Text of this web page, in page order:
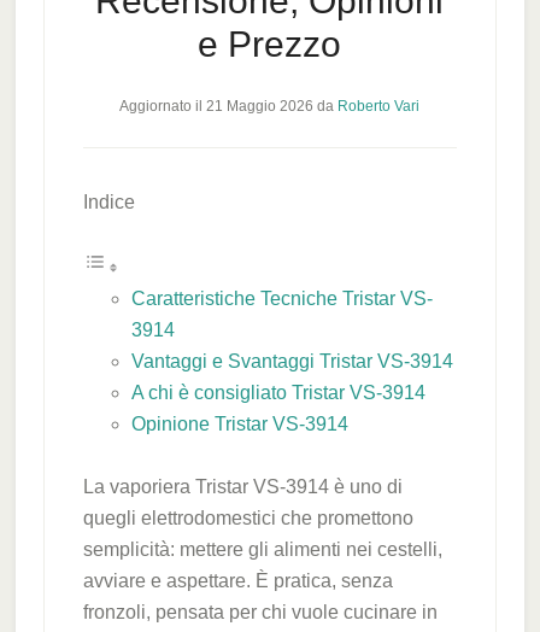
e Prezzo
Aggiornato il21 Maggio 2026 da Roberto Vari
Indice
Caratteristiche Tecniche Tristar VS-
3914
Vantaggi e Svantaggi Tristar VS-3914
A chi è consigliato Tristar VS-3914
Opinione Tristar VS-3914
La vaporiera Tristar VS-3914 è uno di
quegli elettrodomestici che promettono
semplicità: mettere gli alimenti nei cestelli,
avviare e aspettare. È pratica, senza
fronzoli, pensata per chi vuole cucinare in